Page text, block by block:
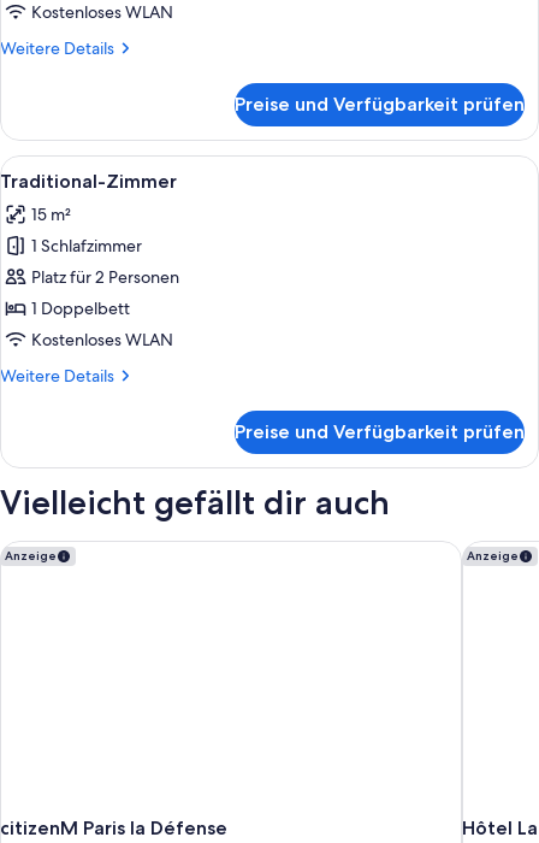
Kostenloses WLAN
Weitere Details
Weitere
Zimmer
Preise und Verfügbarkeit prüfen
Alle
Fotos
für
Traditional-
Zimmer
anzeigen
Ein ordentlich gemachtes Bett mit
6
Traditional-Zimmer
15 m²
1 Schlafzimmer
Platz für 2 Personen
1 Doppelbett
Kostenloses WLAN
Weitere Details
Weitere
Zimmer
Preise und Verfügbarkeit prüfen
Vielleicht gefällt dir auch
Anzeige
citizenM Paris la Défense
citizenM Paris la Défense Anzeige
Hôtel
Hôtel La